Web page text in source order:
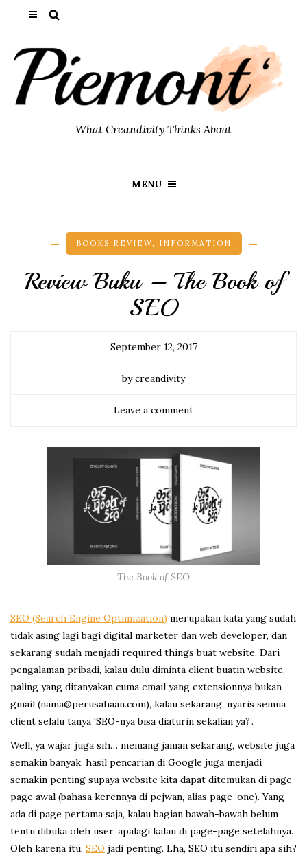
What Creandivity Thinks About
MENU
BOOKS REVIEW, INFORMATION
Review Buku – The Book of
SEO
September 12, 2017
by creandivity
Leave a comment
The Book of SEO
SEO (Search Engine Optimization) merupakan kata yang sudah
tidak asing lagi bagi digital marketer dan web developer, dan
sekarang sudah menjadi required things buat website. Dari
pengalaman pribadi, kalau dulu diminta client buatin website,
paling yang ditanyakan cuma email yang extensionnya bukan
gmail (nama@perusahaan.com), kalau sekarang, nyaris semua
client selalu tanya ‘SEO-nya bisa diaturin sekalian ya?’.
Well, ya wajar juga sih… memang jaman sekarang, website juga
semakin banyak, hasil pencarian di Google juga menjadi
semakin penting supaya website kita dapat ditemukan di page-
page awal (bahasa kerennya di pejwan, alias page-one). Yang
ada di page pertama saja, kalau bagian bawah-bawah belum
tentu dibuka oleh user, apalagi kalau di page-page setelahnya.
Oleh karena itu, SEO jadi penting. Lha, SEO itu sendiri apa sih?